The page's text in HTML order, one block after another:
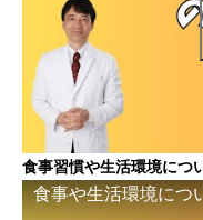
食事習慣や生活環境につ
食事や生活環境につ